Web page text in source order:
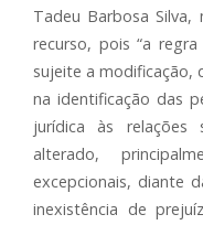
Tadeu Barbosa
recurso, pois “a
sujeite a modificação,
na identificação das
jurídica às relações
alterado,
excepcionais, diante
inexistência de